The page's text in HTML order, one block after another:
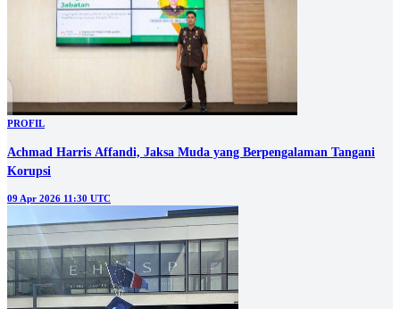
PROFIL
Achmad Harris Affandi, Jaksa Muda yang Berpengalaman Tangani
Korupsi
09 Apr 2026 11:30 UTC